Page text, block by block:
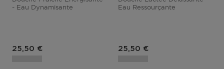
- Eau Dynamisante
Prix du produit
25,50 €
Eau Ressourçante
Prix du produit
25,50 €